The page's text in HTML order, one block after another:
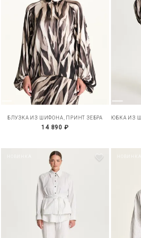
БЛУЗКА ИЗ ШИФОНА, ПРИНТ ЗЕБРА
14 890 ₽
ЮБКА ИЗ